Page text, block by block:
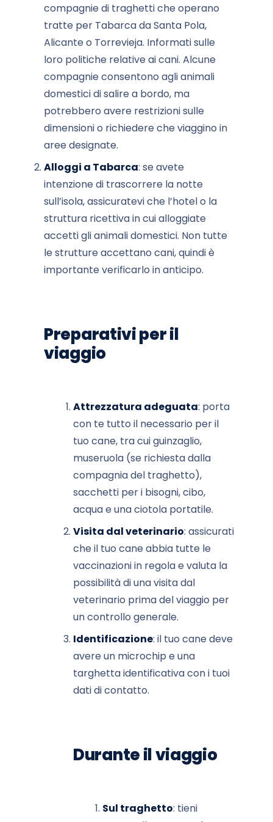
compagnie di traghetti che operano
tratte per Tabarca da Santa Pola,
Alicante o Torrevieja. Informati sulle
loro politiche relative ai cani. Alcune
compagnie consentono agli animali
domestici di salire a bordo, ma
potrebbero avere restrizioni sulle
dimensioni o richiedere che viaggino in
aree designate.
Alloggi a Tabarca: se avete
intenzione di trascorrere la notte
sull’isola, assicuratevi che l’hotel o la
struttura ricettiva in cui alloggiate
accetti gli animali domestici. Non tutte
le strutture accettano cani, quindi è
importante verificarlo in anticipo.
Preparativi per il
viaggio
Attrezzatura adeguata: porta
con te tutto il necessario per il
tuo cane, tra cui guinzaglio,
museruola (se richiesta dalla
compagnia del traghetto),
sacchetti per i bisogni, cibo,
acqua e una ciotola portatile.
Visita dal veterinario: assicurati
che il tuo cane abbia tutte le
vaccinazioni in regola e valuta la
possibilità di una visita dal
veterinario prima del viaggio per
un controllo generale.
Identificazione: il tuo cane deve
avere un microchip e una
targhetta identificativa con i tuoi
dati di contatto.
Durante il viaggio
Sul traghetto: tieni